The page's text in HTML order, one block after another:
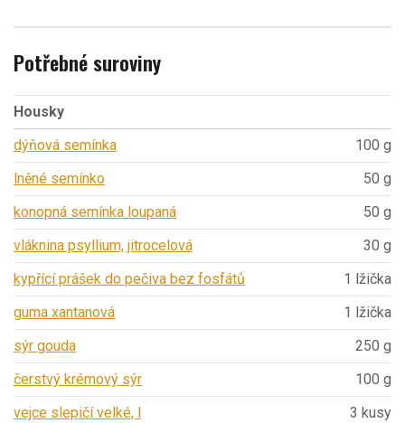
Potřebné suroviny
Housky
dýňová semínka
100 g
lněné semínko
50 g
konopná semínka loupaná
50 g
vláknina psyllium, jitrocelová
30 g
kypřící prášek do pečiva bez fosfátů
1 lžička
guma xantanová
1 lžička
sýr gouda
250 g
čerstvý krémový sýr
100 g
vejce slepičí velké, l
3 kusy